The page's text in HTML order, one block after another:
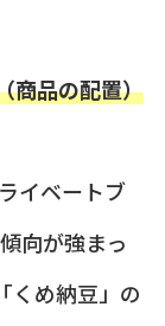
商品の配置）
イベートブ
向が強まっ
くめ納豆」の